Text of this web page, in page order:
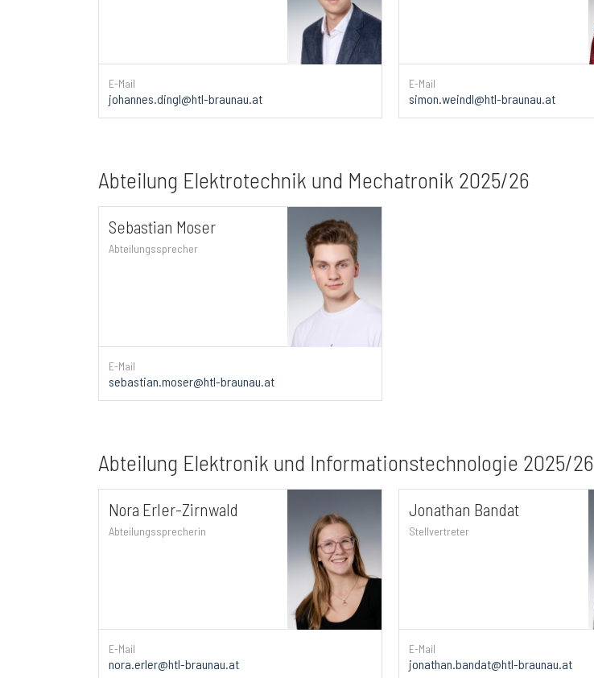
E-Mail
johannes.dingl@htl-braunau.at
E-Mail
simon.weindl@htl-braunau.at
Abteilung Elektrotechnik und Mechatronik 2025/26
Sebastian Moser
Abteilungssprecher
E-Mail
sebastian.moser@htl-braunau.at
Abteilung Elektronik und Informationstechnologie 2025/26
Nora Erler-Zirnwald
Abteilungssprecherin
E-Mail
nora.erler@htl-braunau.at
Jonathan Bandat
Stellvertreter
E-Mail
jonathan.bandat@htl-braunau.at